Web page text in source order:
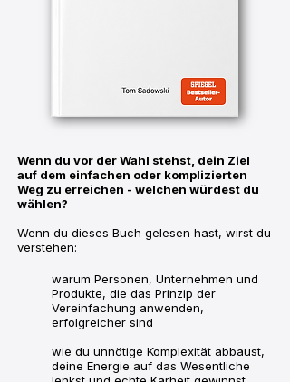
Wenn du vor der Wahl stehst, dein Ziel
auf dem einfachen oder komplizierten
Weg zu erreichen - welchen würdest du
wählen?
Wenn du dieses Buch gelesen hast, wirst du
verstehen:
warum Personen, Unternehmen und
Produkte, die das Prinzip der
Vereinfachung anwenden,
erfolgreicher sind
wie du ​unnötige Komplexität abbaust,
deine Energie auf das Wesentliche